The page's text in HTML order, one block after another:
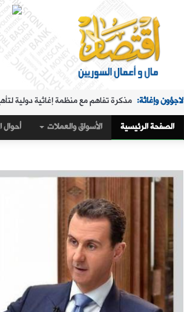
لاجؤون وإغاثة: مذكرة تفاهم مع منظمة إغاثية دولية
الملفات الساخنة:"البريد" تقدم خدمة استبدال العملة في
حال البلد: مرسوم تكليف رمضان بإدارة هيئة الاستثمار
أسواق و عملات: كيف أغلق سعر صرف الليرة مقابل الدولار،
أسواق و عملات: تراجع طفيف في سعر صرف الليرة
عربي ودولي: ماذا وراء التدفق الجماعي لآلاف المغاربة
حال البلد:
القمح والاكتفاء الذاتي في سوريا.. 1.5 مليون طن "فرق" في الأرقام الحكومية!
الصفحة الرئيسية الأسواق والعملات أحوال